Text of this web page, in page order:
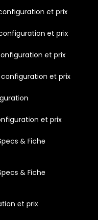
et prix
et prix
et prix
configuration et prix
et prix
& Fiche
& Fiche
et prix